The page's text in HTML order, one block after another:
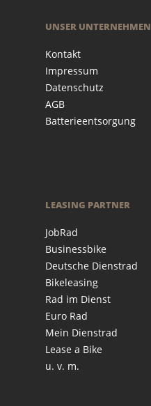
UNSER UNTERNEHMEN
Kontakt
Impressum
Datenschutz
AGB
Batterieentsorgung
LEASING PARTNER
JobRad
Businessbike
Deutsche Dienstrad
Bikeleasing
Rad im Dienst
Euro Rad
Mein Dienstrad
Lease a Bike
u. v. m.